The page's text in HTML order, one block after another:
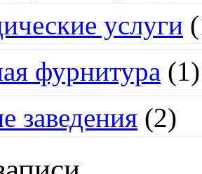
услуги
фурнитура (1)
заведения (2)